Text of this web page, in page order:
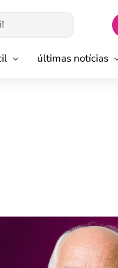
últimas notícias